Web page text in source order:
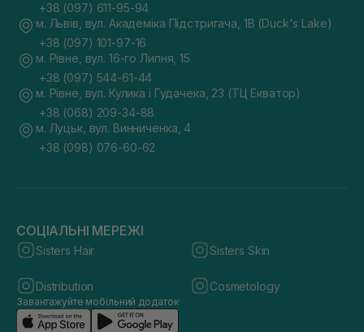
+38 (097) 611-95-94
м. Львів, вул. Академіка Підстригача, 1В (Duck's Lake)
+38 (097) 101-97-16
м. Рівне, вул. 16-го Липня, 15
+38 (097) 544-61-44
м. Рівне, вул. Кулика і Гудачека, 23 (ТЦ Екватор)
+38 (068) 209-34-88
м. Луцьк, вул. Винниченка, 4
+38 (098) 076-60-62
СОЦІАЛЬНІ МЕРЕЖІ
Sisters Hair Sisters Skin
Distribution Cosmetology
Завантажуйте мобільний додаток